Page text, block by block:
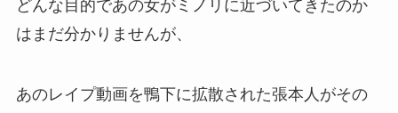
どんな目的であの女がミノリに近づいてきたのか
はまだ分かりませんが、
あのレイプ動画を鴨下に拡散された張本人がその